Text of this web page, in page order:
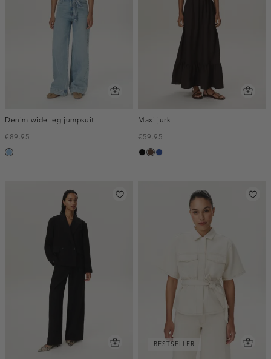
Denim wide leg jumpsuit
€89.95
blauw,
Maxi jurk
€59.95
zwart
donkerbruin
kobaltblauw
BESTSELLER